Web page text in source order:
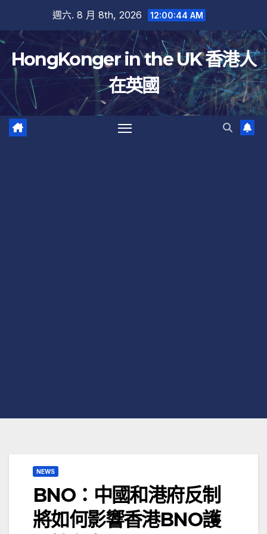
內
容
週六. 8 月 8th, 2026 12:00:45 AM
HongKonger in the UK 香港人
在英國
NEWS
BNO：中國和港府反制
將如何影響香港BNO護